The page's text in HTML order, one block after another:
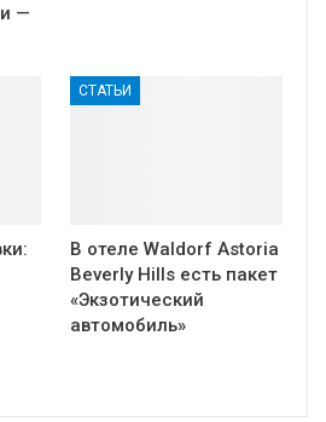
—
СТАТЬИ
В отеле Waldorf Astoria
Beverly Hills есть пакет
«Экзотический
автомобиль»